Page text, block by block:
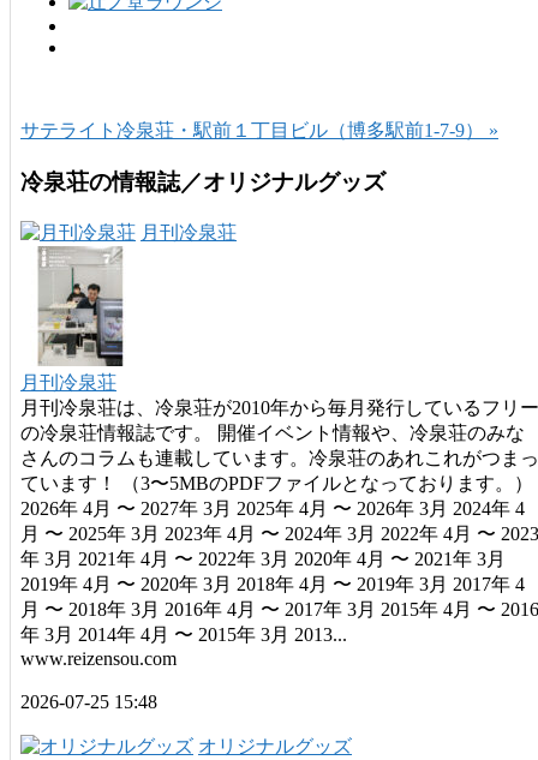
サテライト冷泉荘・駅前１丁目ビル（博多駅前1-7-9） »
冷泉荘の情報誌／オリジナルグッズ
月刊冷泉荘
月刊冷泉荘
月刊冷泉荘は、冷泉荘が2010年から毎月発行しているフリー
の冷泉荘情報誌です。 開催イベント情報や、冷泉荘のみな
さんのコラムも連載しています。冷泉荘のあれこれがつまっ
ています！ （3〜5MBのPDFファイルとなっております。）
2026年 4月 〜 2027年 3月 2025年 4月 〜 2026年 3月 2024年 4
月 〜 2025年 3月 2023年 4月 〜 2024年 3月 2022年 4月 〜 2023
年 3月 2021年 4月 〜 2022年 3月 2020年 4月 〜 2021年 3月
2019年 4月 〜 2020年 3月 2018年 4月 〜 2019年 3月 2017年 4
月 〜 2018年 3月 2016年 4月 〜 2017年 3月 2015年 4月 〜 2016
年 3月 2014年 4月 〜 2015年 3月 2013...
www.reizensou.com
2026-07-25 15:48
オリジナルグッズ